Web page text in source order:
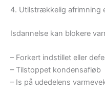
4. Utilstrækkelig afrimning
Isdannelse kan blokere
– Forkert indstillet eller
– Tilstoppet kondensafløb
– Is på udedelens